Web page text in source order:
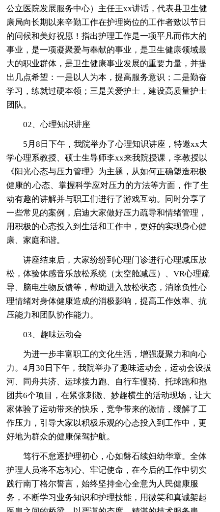
公立医院发展服务中心）主任王xx讲话，代表县卫生健
康局向长期以来辛勤工作在护理岗位的工作者致以节日
的问候和美好祝愿！指出护理工作是一项平凡而伟大的
事业，是一项凝聚爱与奉献的事业，是卫生健康领域最
大的职业群体，是卫生健康事业发展的重要力量，并提
出几点希望：一是以人为本，提高服务意识；二是勤奋
学习，练就过硬本领；三是关爱护士，建设高质量护士
团队。
02、心理知识讲座
5月8日下午，我院举办了心理知识讲座，特邀xx大
学心理系教授、硕士生导师李xx来我院授课，李教授以
《阳光心态与压力管理》为主题，从如何正确塑造积极
健康的.心态、掌握科学应对压力的方法等方面，作了生
动有趣的讲解并与职工们进行了游戏互动。同时分享了
一些常见的案例，启迪大家做好压力疏导和情绪管理，
用积极的心态投入到生活和工作中，更好的实现身心健
康、家庭和谐。
讲座结束后，大家纷纷到心理门诊进行心理减压放
松，体验体感音乐放松系统（太空舱减压）、VR心理疏
导、脑电生物反馈等，帮助进入放松状态，消除负性心
理情绪对身体健康造成的消极影响，提高工作效率、抗
压能力和团队协作能力。
03、趣味运动会
为进一步丰富职工的文化生活，增强凝聚力和向心
力。4月30日下午，我院举办了趣味运动会，运动会设拔
河、同舟共济、运球接力跑、自行车慢骑、托球跑和抱
团共6个项目，在紧张刺激、妙趣横生的活动现场，让大
家体验了运动带来的快乐，竞争带来的激情，缓解了工
作压力，引导大家以积极乐观的心态投入到工作中，更
好地为群众的健康保驾护航。
笃行不怠逐护理初心，心如磐石续妇幼华章。全体
护理人员将不忘初心、牢记使命，在今后的工作中切实
践行南丁格尔誓言，始终坚持全心全意为人民健康服
务，不断学习业务知识和护理技能，用微笑和真诚架起